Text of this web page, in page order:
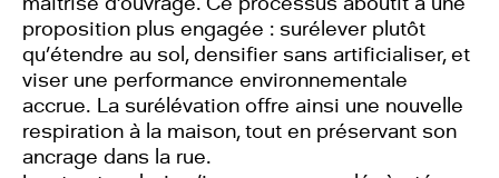
proposition plus engagée : surélever plutôt
qu’étendre au sol, densifier sans artificialiser, et
viser une performance environnementale
accrue. La surélévation offre ainsi une nouvelle
respiration à la maison, tout en préservant son
ancrage dans la rue.